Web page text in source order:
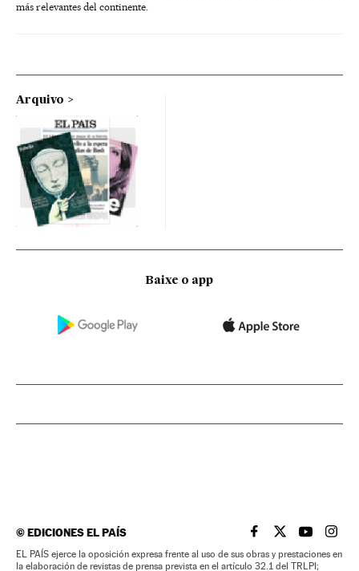
más relevantes del continente.
Arquivo
Baixe o app
©EDICIONES EL PAÍS EL PAÍS BRASIL EN
EL PAÍSEL PAÍS
EL
EL PAÍS ejerce la oposición expresa frente al uso de sus obras y prestaciones en
la elaboración de revistas de prensa prevista en el artículo 32.1 del TRLPI;